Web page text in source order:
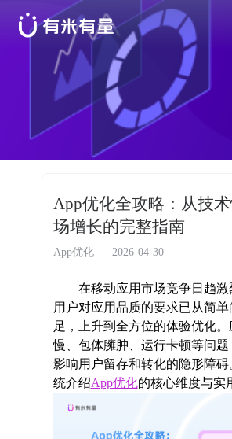
苹果应用商店优化
安卓应用商店优化
优秀案例
EN
App优化全攻略：从技
场增长的完整指南
App优化 2026-04-30
在移动应用市场竞争日趋激
用户对应用品质的要求已从简
足，上升到全方位的体验优化
慢、包体臃肿、运行卡顿等问题
影响用户留存和转化的隐形障碍
统介绍App优化的核心维度与实